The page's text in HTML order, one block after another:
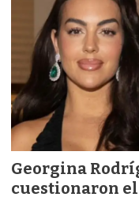
Georgina
cuestionaron